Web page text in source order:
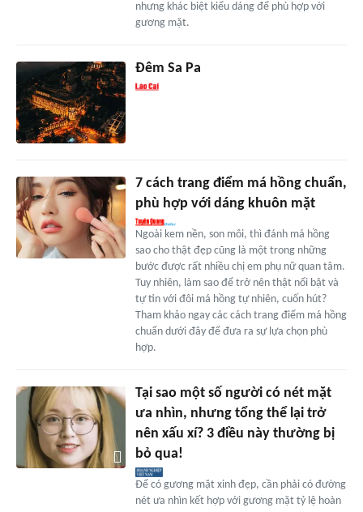
nhưng khác biệt kiểu dáng để phù hợp với
gương mặt.
Đêm Sa Pa
7 cách trang điểm má hồng chuẩn,
phù hợp với dáng khuôn mặt
Ngoài kem nền, son môi, thì đánh má hồng
sao cho thật đẹp cũng là một trong những
bước được rất nhiều chị em phụ nữ quan tâm.
Tuy nhiên, làm sao để trở nên thật nổi bật và
tự tin với đôi má hồng tự nhiên, cuốn hút?
Tham khảo ngay các cách trang điểm má hồng
chuẩn dưới đây để đưa ra sự lựa chọn phù
hợp.
Tại sao một số người có nét mặt
ưa nhìn, nhưng tổng thể lại trở
nên xấu xí? 3 điều này thường bị
bỏ qua!
Để có gương mặt xinh đẹp, cần phải có đường
nét ưa nhìn kết hợp với gương mặt tỷ lệ hoàn